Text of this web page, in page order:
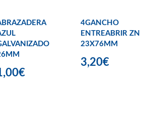
4GANCHO
ENTREABRIR ZN
23X76MM
3,20€